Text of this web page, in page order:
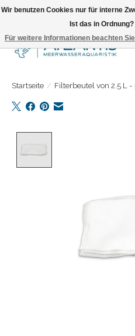
Täglicher Versand. Bestelle bis 15.00 Uhr
Startseite / Filterbeutel von 2.5 L
Wir benutzen Cookies nur für interne
Ist das in Ordnung?
Für weitere Informationen beachten